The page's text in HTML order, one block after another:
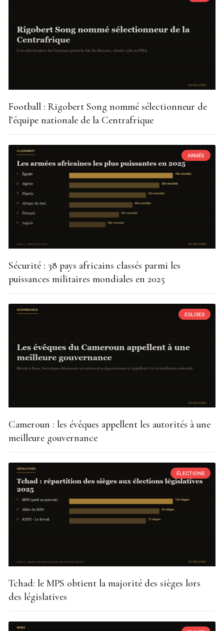
Football : Rigobert Song nommé sélectionneur de
l’équipe nationale de la Centrafrique
ARMÉE
Sécurité : 38 pays africains classés parmi les
puissances militaires mondiales en 2025
EGLISES
Cameroun : les évêques appellent les autorités à une
meilleure gouvernance
ÉLECTIONS
Tchad: le MPS obtient la majorité des sièges lors
des législatives